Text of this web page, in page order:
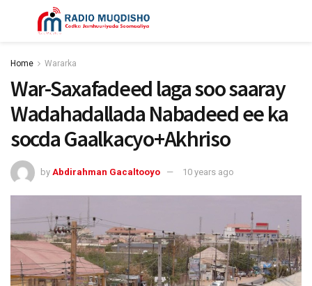
Home Wararka
War-Saxafadeed laga soo saaray
Wadahadallada Nabadeed ee ka
socda Gaalkacyo+Akhriso
by Abdirahman Gacaltooyo 10 years ago